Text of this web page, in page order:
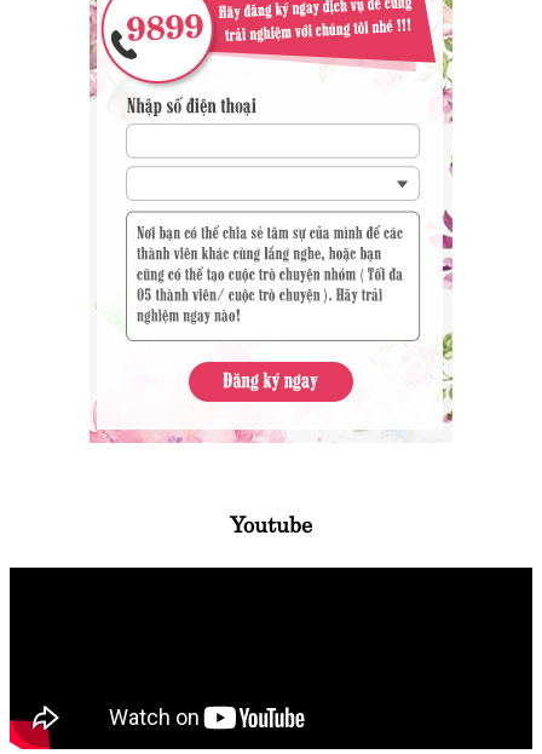
Youtube